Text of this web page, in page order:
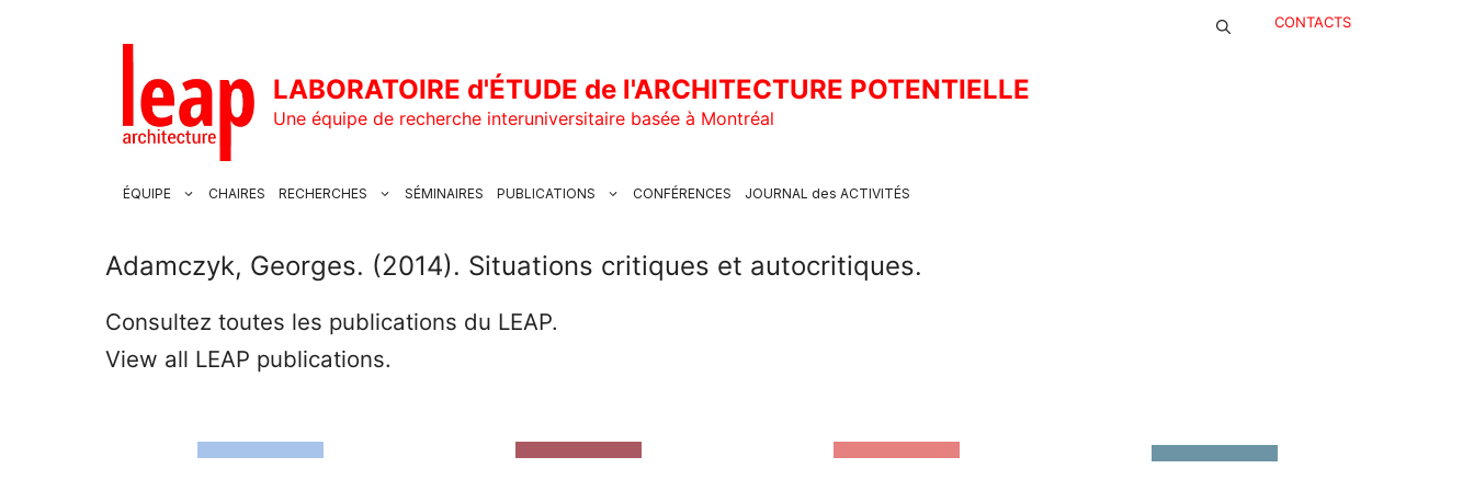
CONTACTS
LABORATOIRE d'ÉTUDE de l'ARCHITECTURE POTENTIELLE
Une équipe de recherche interuniversitaire basée à Montréal
ÉQUIPE CHAIRES RECHERCHES SÉMINAIRES PUBLICATIONS CONFÉRENCES JOURNAL des ACTIVITÉS
Adamczyk, Georges. (2014). Situations critiques et autocritique s.
Consultez toutes les publications du LEAP.
View all LEAP publications.